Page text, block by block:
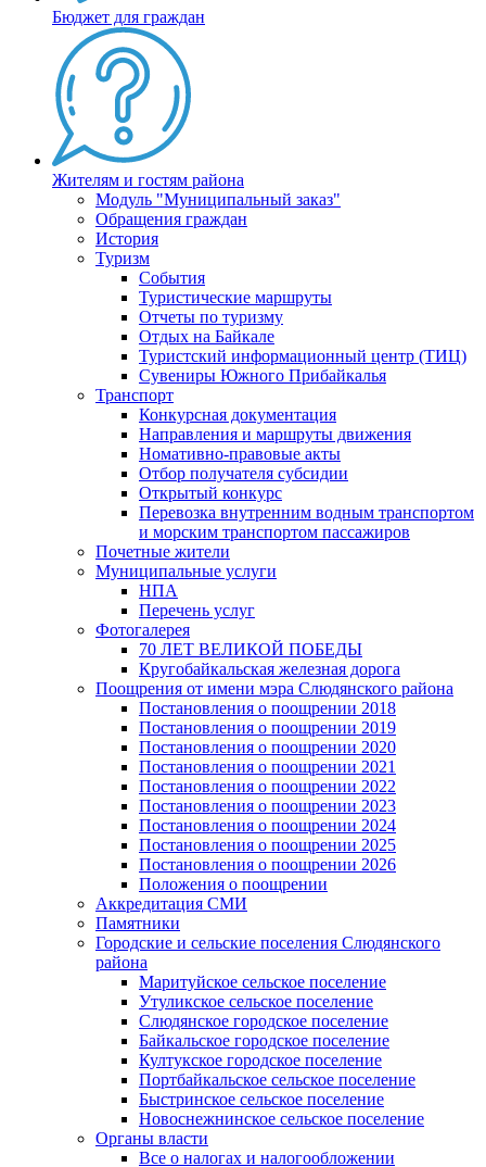
Бюджет для граждан
Жителям и гостям района
Модуль "Муниципальный заказ"
Обращения граждан
История
Туризм
События
Туристические маршруты
Отчеты по туризму
Отдых на Байкале
Туристский информационный центр (ТИЦ)
Сувениры Южного Прибайкалья
Транспорт
Конкурсная документация
Направления и маршруты движения
Номативно-правовые акты
Отбор получателя субсидии
Открытый конкурс
Перевозка внутренним водным транспортом
и морским транспортом пассажиров
Почетные жители
Муниципальные услуги
НПА
Перечень услуг
Фотогалерея
70 ЛЕТ ВЕЛИКОЙ ПОБЕДЫ
Кругобайкальская железная дорога
Поощрения от имени мэра Слюдянского района
Постановления о поощрении 2018
Постановления о поощрении 2019
Постановления о поощрении 2020
Постановления о поощрении 2021
Постановления о поощрении 2022
Постановления о поощрении 2023
Постановления о поощрении 2024
Постановления о поощрении 2025
Постановления о поощрении 2026
Положения о поощрении
Аккредитация СМИ
Памятники
Городские и сельские поселения Слюдянского
района
Маритуйское сельское поселение
Утуликское сельское поселение
Слюдянское городское поселение
Байкальское городское поселение
Култукское городское поселение
Портбайкальское сельское поселение
Быстринское сельское поселение
Новоснежнинское сельское поселение
Органы власти
Все о налогах и налогообложении